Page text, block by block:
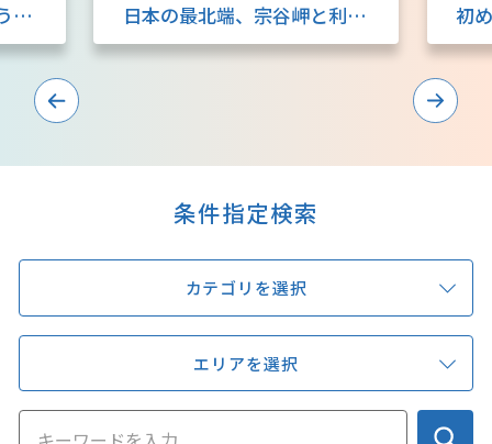
キュンちゃんオンラインショップ
北海道はやわかり
旅のテーマで探す
さっぽろ圏e旅ギフト
お気に入り 事業者の皆さまへ
函館発！異国情緒ただようレトロな街歩きとグルメ旅 日本の最北端、宗谷岬と利尻・礼文 最果ての旅
条件指定検索
カテゴリを選択
エリアを選択